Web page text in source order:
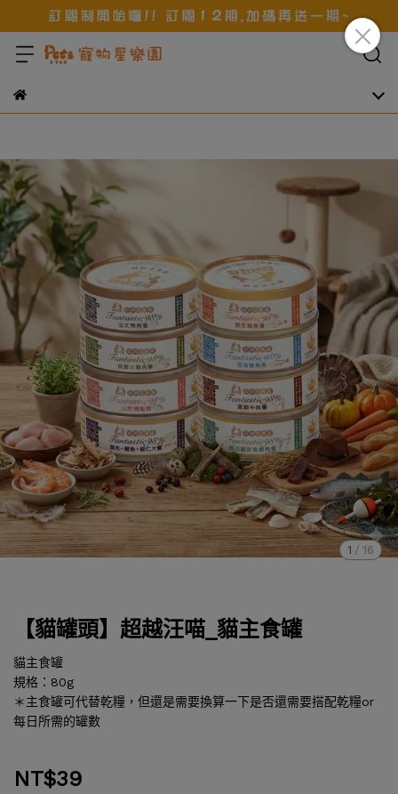
1 / 16
【貓罐頭】超越汪喵_貓主食罐
貓主食罐
規格：80g
＊主食罐可代替乾糧，但還是需要換算一下是否還需要搭配乾糧or
每日所需的罐數
NT$39